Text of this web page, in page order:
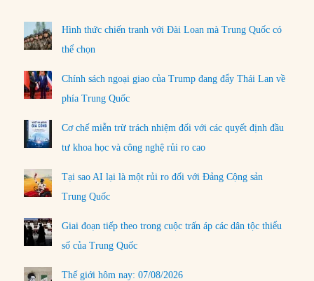
Hình thức chiến tranh với Đài Loan mà Trung Quốc có
thể chọn
Chính sách ngoại giao của Trump đang đẩy Thái Lan về
phía Trung Quốc
Cơ chế miễn trừ trách nhiệm đối với các quyết định đầu
tư khoa học và công nghệ rủi ro cao
Tại sao AI lại là một rủi ro đối với Đảng Cộng sản
Trung Quốc
Giai đoạn tiếp theo trong cuộc trấn áp các dân tộc thiểu
số của Trung Quốc
Thế giới hôm nay: 07/08/2026